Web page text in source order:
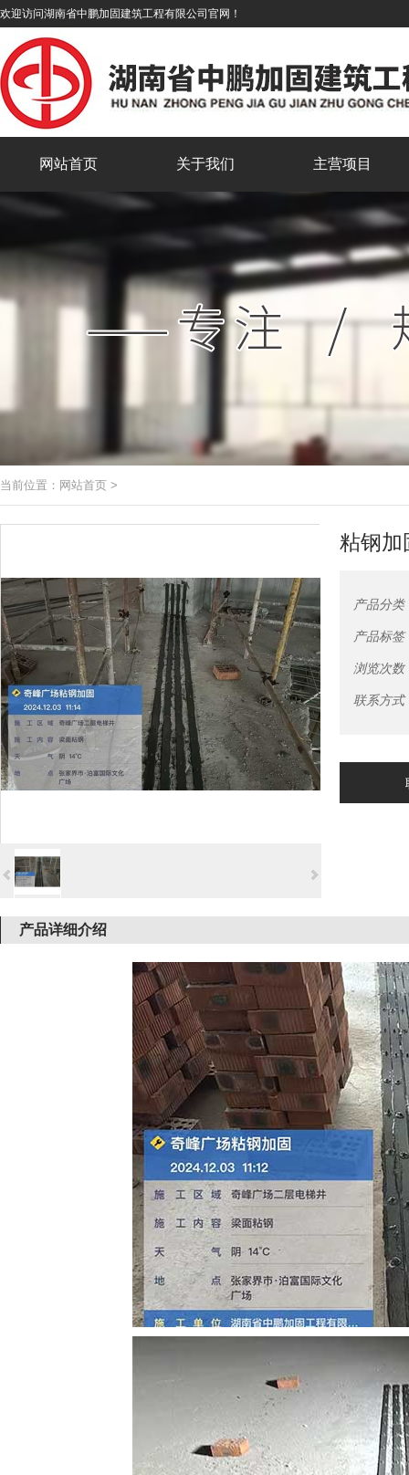
欢迎访问湖南省中鹏加固建筑工程有限公司官网！
网站首页 关于我们 主营项目
当前位置： 网站首页 >
粘钢加
产品分类
产品标签
浏览次数
联系方式
产品详细介绍